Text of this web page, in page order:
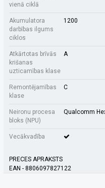
vienā ciklā
Akumulatora
darbības ilgums
ciklos
1200
Atkārtotas brīvās
krišanas
uzticamības klase
A
Remontējamības
klase
C
Neironu procesa
bloks (NPU)
Qualcomm
Vecākvadība
PRECES APRAKSTS
EAN - 8806097827122